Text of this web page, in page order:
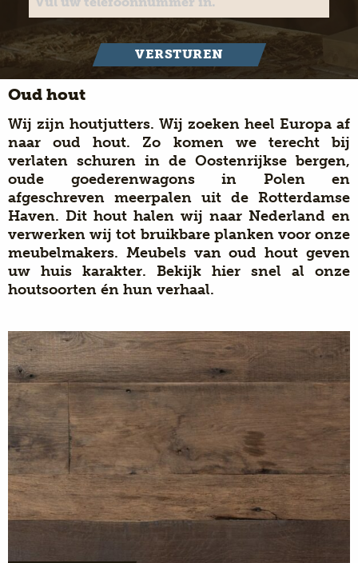
VERSTUREN
Oud hout
Wij zijn houtjutters. Wij zoeken heel Europa af
naar oud hout. Zo komen we terecht bij
verlaten schuren in de Oostenrijkse bergen,
oude goederenwagons in Polen en
afgeschreven meerpalen uit de Rotterdamse
Haven. Dit hout halen wij naar Nederland en
verwerken wij tot bruikbare planken voor onze
meubelmakers. Meubels van oud hout geven
uw huis karakter. Bekijk hier snel al onze
houtsoorten én hun verhaal.
MEER INFO